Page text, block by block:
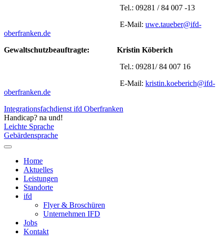
Tel.: 09281 / 84 007 -13
E-Mail: uwe.taueber@ifd-
oberfranken.de
Gewaltschutzbeauftragte:
Kristin Köberich
Tel.: 09281/ 84 007 16
E-Mail: kristin.koeberich@ifd-
oberfranken.de
Integrationsfachdienst ifd Oberfranken
Handicap? na und!
Leichte Sprache
Gebärdensprache
Home
Aktuelles
Leistungen
Standorte
ifd
Flyer & Broschüren
Unternehmen IFD
Jobs
Kontakt